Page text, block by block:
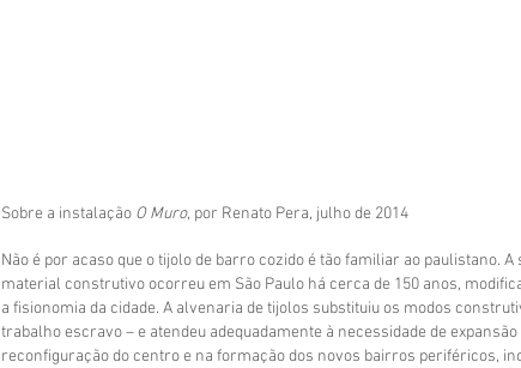
Sobre a instalação O Muro, por Renato Pera, julho de 2014
Não é por acaso que o tijolo de barro cozido é tão familiar ao paulistano.
material construtivo ocorreu em São Paulo há cerca de 150 anos,
a fisionomia da cidade. A alvenaria de tijolos substituiu os modos
trabalho escravo – e atendeu adequadamente à necessidade de
reconfiguração do centro e na formação dos novos bairros periféricos,